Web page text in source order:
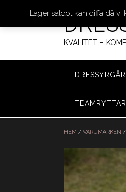
Hoppa
KVALITET –
HEM / VARUMÄRKEN /
Lager saldot kan diffa då